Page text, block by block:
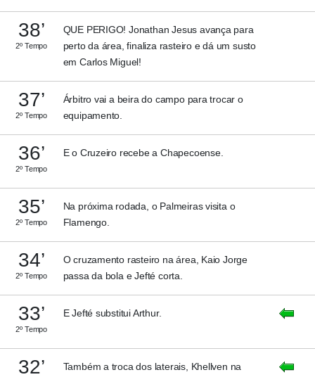
38’
2º Tempo
QUE PERIGO! Jonathan Jesus avança para
perto da área, finaliza rasteiro e dá um susto
em Carlos Miguel!
37’
2º Tempo
Árbitro vai a beira do campo para trocar o
equipamento.
36’
2º Tempo
E o Cruzeiro recebe a Chapecoense.
35’
2º Tempo
Na próxima rodada, o Palmeiras visita o
Flamengo.
34’
2º Tempo
O cruzamento rasteiro na área, Kaio Jorge
passa da bola e Jefté corta.
33’
2º Tempo
E Jefté substitui Arthur.
32’
Também a troca dos laterais, Khellven na